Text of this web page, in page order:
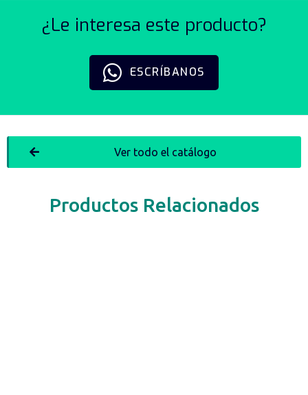
¿Le interesa este producto?
ESCRÍBANOS
Productos Relacionados
Ver todo el catálogo